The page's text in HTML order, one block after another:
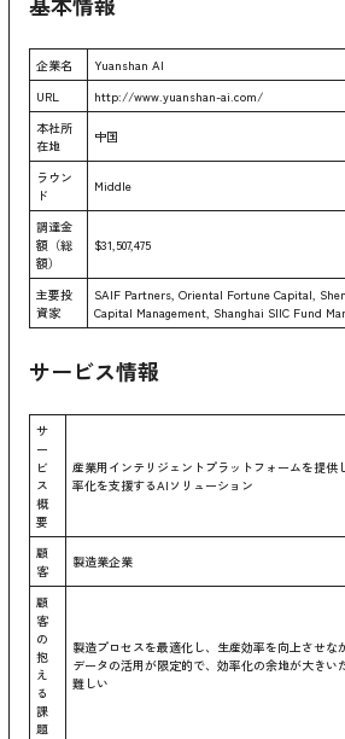
企業名
Yuanshan AI
URL
http://www.yuanshan-ai.com/
本社所
在地
中国
ラウン
ド
Middle
調達金
額（総
額）
$31,507,475
主要投
資家
SAIF Partners, Oriental Fortune Capital,
Capital Management, Shanghai SIIC Fund
サービス情報
サ
ー
ビ
ス
概
要
産業用インテリジェントプラットフォームを提供
率化を支援するAIソリューション
顧
客
製造業企業
顧
客
の
抱
え
る
課
題
製造プロセスを最適化し、生産効率を向上させな
データの活用が限定的で、効率化の余地が大きい
難しい